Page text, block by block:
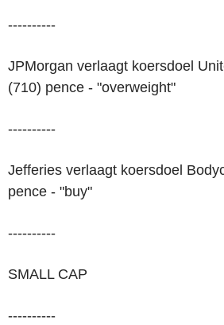
----------
JPMorgan verlaagt koersdoel
(710) pence - "overweight"
----------
Jefferies verlaagt koersdoel
pence - "buy"
----------
SMALL CAP
----------